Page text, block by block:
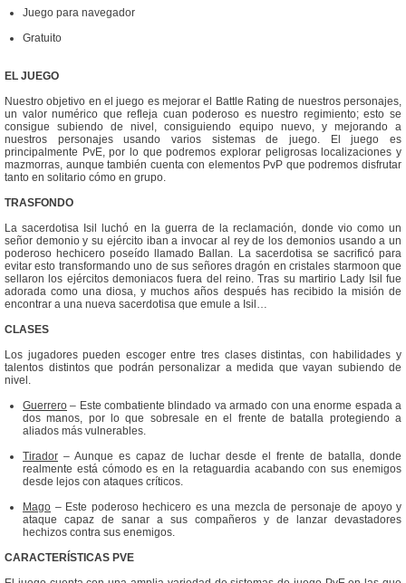
Juego para navegador
Gratuito
EL JUEGO
Nuestro objetivo en el juego es mejorar el Battle Rating de nuestros personajes,
un valor numérico que refleja cuan poderoso es nuestro regimiento; esto se
consigue subiendo de nivel, consiguiendo equipo nuevo, y mejorando a
nuestros personajes usando varios sistemas de juego. El juego es
principalmente PvE, por lo que podremos explorar peligrosas localizaciones y
mazmorras, aunque también cuenta con elementos PvP que podremos disfrutar
tanto en solitario cómo en grupo.
TRASFONDO
La sacerdotisa Isil luchó en la guerra de la reclamación, donde vio como un
señor demonio y su ejército iban a invocar al rey de los demonios usando a un
poderoso hechicero poseído llamado Ballan. La sacerdotisa se sacrificó para
evitar esto transformando uno de sus señores dragón en cristales starmoon que
sellaron los ejércitos demoniacos fuera del reino. Tras su martirio Lady Isil fue
adorada como una diosa, y muchos años después has recibido la misión de
encontrar a una nueva sacerdotisa que emule a Isil…
CLASES
Los jugadores pueden escoger entre tres clases distintas, con habilidades y
talentos distintos que podrán personalizar a medida que vayan subiendo de
nivel.
Guerrero – Este combatiente blindado va armado con una enorme espada a
dos manos, por lo que sobresale en el frente de batalla protegiendo a
aliados más vulnerables.
Tirador – Aunque es capaz de luchar desde el frente de batalla, donde
realmente está cómodo es en la retaguardia acabando con sus enemigos
desde lejos con ataques críticos.
Mago – Este poderoso hechicero es una mezcla de personaje de apoyo y
ataque capaz de sanar a sus compañeros y de lanzar devastadores
hechizos contra sus enemigos.
CARACTERÍSTICAS PVE